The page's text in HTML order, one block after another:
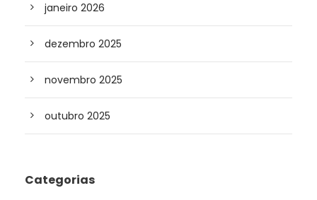
janeiro 2026
dezembro 2025
novembro 2025
outubro 2025
Categorias